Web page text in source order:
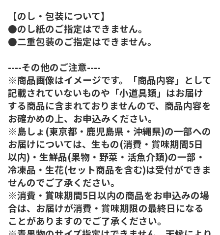
【のし・包装について】
●のし紙のご指定はできません。
●二重包装のご指定はできません。
----その他のご注意----
※商品画像はイメージです。「商品内容」として
記載されていないものや「小道具類」はお届け
する商品に含まれておりませんので、商品内容を
お確かめの上、お申込みください。
※島しょ(東京都・鹿児島県・沖縄県)の一部への
お届けについては、生もの(消費・賞味期間5日
以内)・生鮮品(果物・野菜・活魚介類)の一部・
冷凍品・生花(セット商品を含む)は受付ができま
せんのでご了承ください。
※消費・賞味期間5日以内の商品をお申込みの場
合は、お届けが消費・賞味期限の最終日になる
ことがありますのでご了承ください。